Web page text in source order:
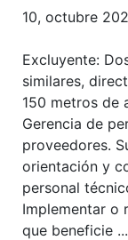
10, octubre
Excluyente:
similares,
150 metros de
Gerencia de
proveedores.
orientación y
personal
Implementar o
que beneficie ...